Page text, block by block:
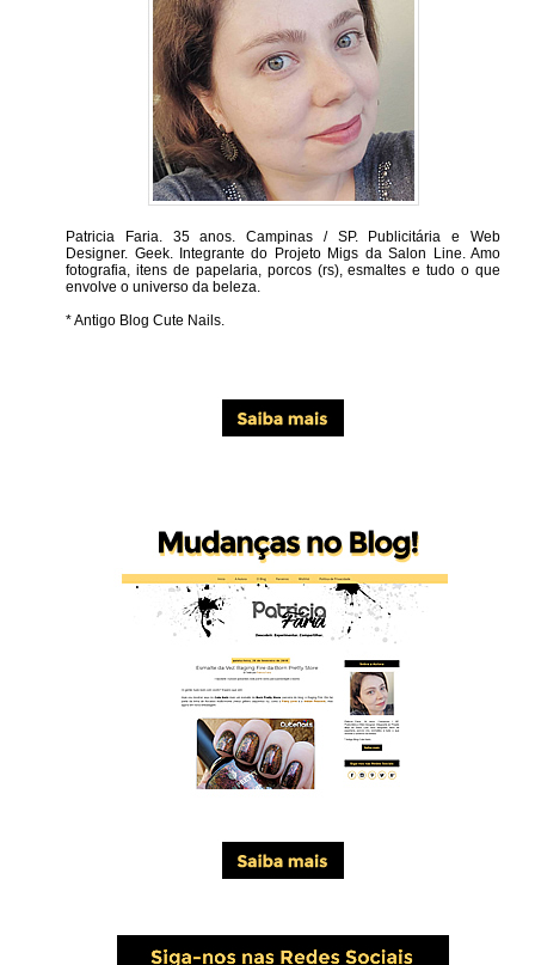
Patricia Faria. 35 anos. Campinas / SP. Publicitária e Web
Designer. Geek. Integrante do Projeto Migs da Salon Line. Amo
fotografia, itens de papelaria, porcos (rs), esmaltes e tudo o que
envolve o universo da beleza.
* Antigo Blog Cute Nails.